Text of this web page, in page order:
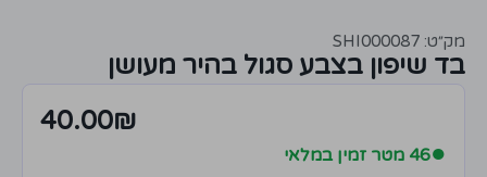
מק״ט: SHI000087
בד שיפון בצבע סגול בהיר מעושן
40.00₪
●46 מטר זמין במלאי